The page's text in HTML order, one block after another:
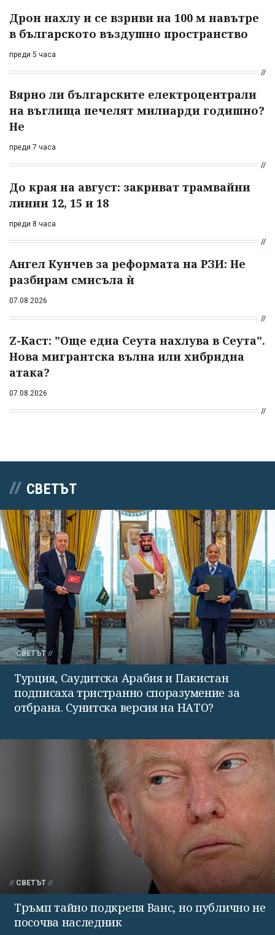
Дрон нахлу и се взриви на 100 м навътре
в българското въздушно пространство
преди 5 часа
Вярно ли българските електроцентрали
на въглища печелят милиарди годишно?
Не
преди 7 часа
До края на август: закриват трамвайни
линии 12, 15 и 18
преди 8 часа
Ангел Кунчев за реформата на РЗИ: Не
разбирам смисъла ѝ
07.08.2026
Z-Каст: "Още една Сеута нахлува в Сеута".
Нова мигрантска вълна или хибридна
атака?
07.08.2026
СВЕТЪТ
СВЕТЪТ
Турция, Саудитска Арабия и Пакистан
подписаха тристранно споразумение за
отбрана. Сунитска версия на НАТО?
СВЕТЪТ
Тръмп тайно подкрепя Ванс, но публично не
посочва наследник